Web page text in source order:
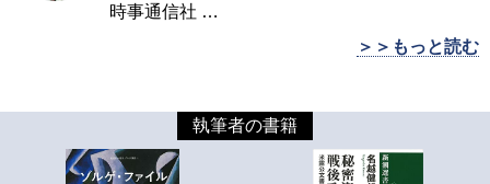
時事通信社 …
＞＞もっと読む
執筆者の書籍